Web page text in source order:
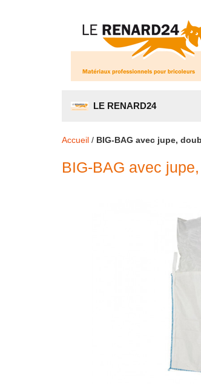
LE RENARD24
Accueil / BIG-BAG avec jupe,
BIG-BAG avec